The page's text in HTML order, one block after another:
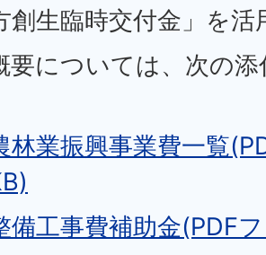
創生臨時交付金」を
については、次の
林業振興事業費一覧
備工事費補助金(PDF